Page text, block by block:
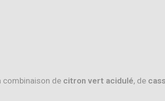
combinaison de citron vert acidulé, de